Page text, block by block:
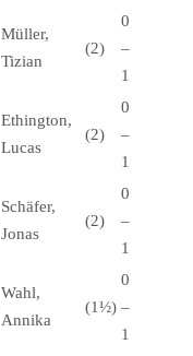
Müller,
Tizian
(2)
0
–
1
Ethington,
Lucas
(2)
0
–
1
Schäfer,
Jonas
(2)
0
–
1
Wahl,
Annika
(1½)
0
–
1